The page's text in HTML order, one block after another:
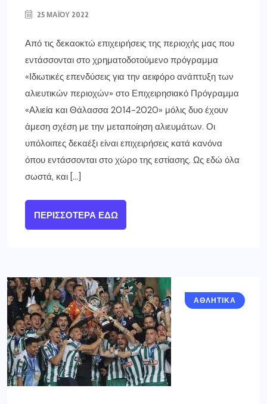
25 ΜΑΪ́ΟΥ 2022
Από τις δεκαοκτώ επιχειρήσεις της περιοχής μας που
εντάσσονται στο χρηματοδοτούμενο πρόγραμμα
«Ιδιωτικές επενδύσεις για την αειφόρο ανάπτυξη των
αλιευτικών περιοχών» στο Επιχειρησιακό Πρόγραμμα
«Αλιεία και Θάλασσα 2014-2020» μόλις δυο έχουν
άμεση σχέση με την μεταποίηση αλιευμάτων. Οι
υπόλοιπες δεκαέξι είναι επιχειρήσεις κατά κανόνα
όπου εντάσσονται στο χώρο της εστίασης. Ως εδώ όλα
σωστά, και […]
ΠΕΡΙΣΣΌΤΕΡΑ ΕΔΏ
ΑΘΛΗΤΙΚΑ